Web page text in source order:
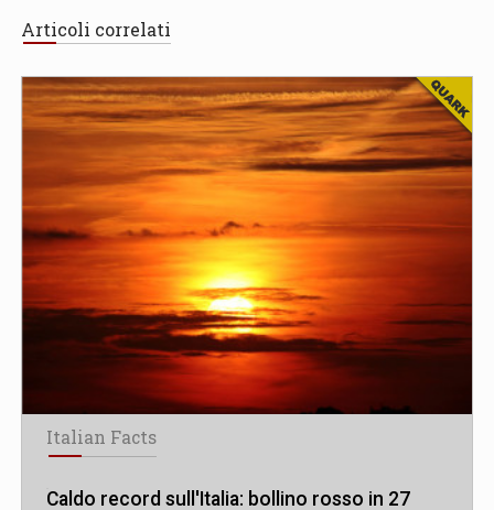
Articoli correlati
Italian Facts
Caldo record sull'Italia: bollino rosso in 27